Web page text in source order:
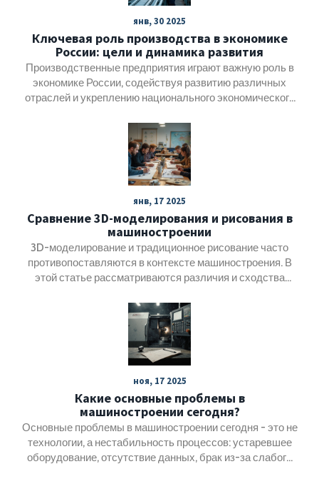
в этой области.
янв, 30 2025
Ключевая роль производства в экономике
России: цели и динамика развития
Производственные предприятия играют важную роль в
экономике России, содействуя развитию различных
отраслей и укреплению национального экономического
ограничивается лишь прибылью; они также направлены
на инновации, улучшение качества продукции и
устойчивое развитие. В статье рассматриваются
ключевые задачи заводов, их вклад в создание рабочих
мест и как внедрение новых технологий помогает
повысить эффективность производства. Особое
внимание уделяется тому, как заводы способствуют
экономической стабильности и расширению рынка.
янв, 17 2025
Сравнение 3D-моделирования и рисования в
машиностроении
3D-моделирование и традиционное рисование часто
противопоставляются в контексте машиностроения. В
этой статье рассматриваются различия и сходства
моделирование может быть сложнее, чем рисование, и
как инженеры могут применять оба навыка. Также
предоставим несколько практических советов для тех,
кто хочет улучшить свои навыки в 3D-моделировании.
ноя, 17 2025
Какие основные проблемы в
машиностроении сегодня?
Основные проблемы в машиностроении сегодня - это не
технологии, а нестабильность процессов: устаревшее
оборудование, отсутствие данных, брак из-за слабого